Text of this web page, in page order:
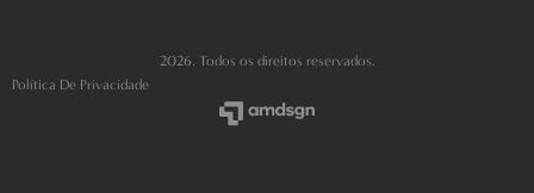
2026. Todos os direitos reservados.
Política De Privacidade